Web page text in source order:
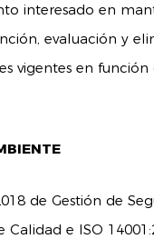
interesado en
evaluación y
vigentes en función
de Gestión de
Calidad e ISO